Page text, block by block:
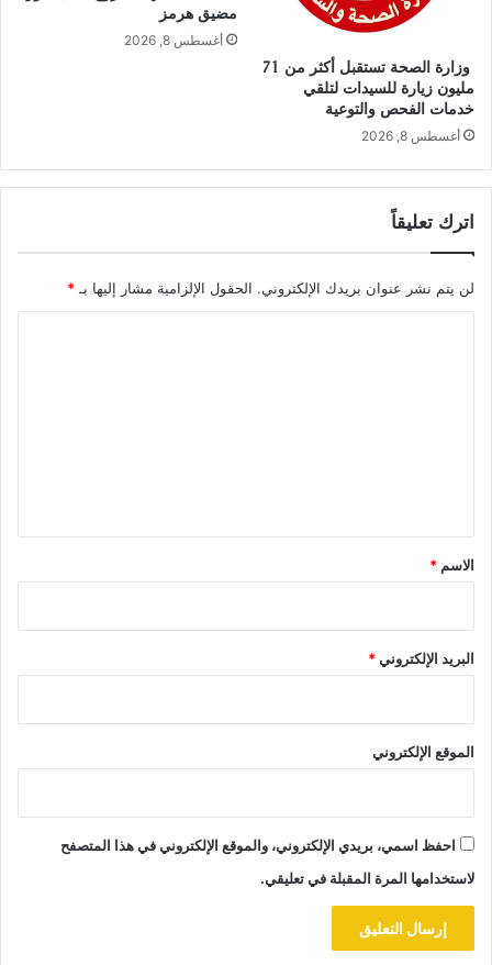
وزارة الصحة تستقبل أكثر من 71
مليون زيارة للسيدات لتلقي
خدمات الفحص والتوعية
أغسطس 8, 2026
مضيق هرمز
أغسطس 8, 2026
اترك تعليقاً
لن يتم نشر عنوان بريدك الإلكتروني. الحقول الإلزامية مشار إليها بـ *
*
الاسم *
البريد الإلكتروني*
الموقع الإلكتروني
احفظ اسمي، بريدي الإلكتروني، والموقع الإلكتروني في هذا المتصفح
لاستخدامها المرة المقبلة في تعليقي.